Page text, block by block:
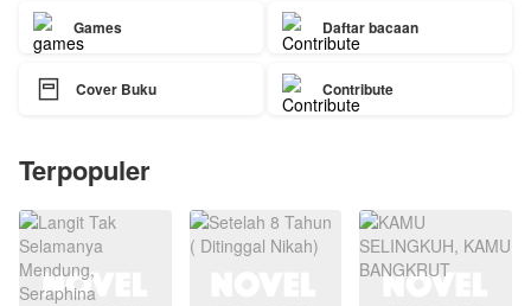
Games Daftar bacaan
 Cover Buku Contribute
Terpopuler